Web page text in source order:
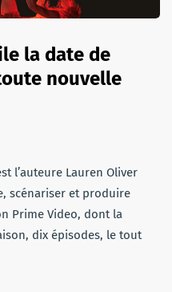
la date de
nouvelle
l’auteure Lauren Oliver
scénariser et produire
Prime Video, dont la
dix épisodes, le tout